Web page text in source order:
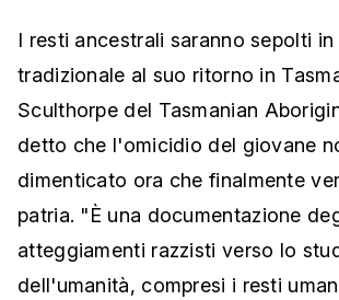
I resti ancestrali saranno sepolti
tradizionale al suo ritorno in
Sculthorpe del Tasmanian
detto che l'omicidio del giovane
dimenticato ora che finalmente
patria. "È una documentazione
atteggiamenti razzisti verso lo
dell'umanità, compresi i resti